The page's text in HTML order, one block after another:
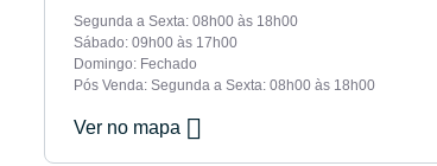
Segunda a Sexta: 08h00 às 18h00
Sábado: 09h00 às 17h00
Domingo: Fechado
Pós Venda: Segunda a Sexta: 08h00 às 18h00
Ver no mapa